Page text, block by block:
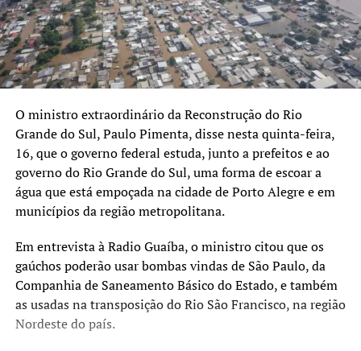
O ministro extraordinário da Reconstrução do Rio
Grande do Sul, Paulo Pimenta, disse nesta quinta-feira,
16, que o governo federal estuda, junto a prefeitos e ao
governo do Rio Grande do Sul, uma forma de escoar a
água que está empoçada na cidade de Porto Alegre e em
municípios da região metropolitana.
Em entrevista à Radio Guaíba, o ministro citou que os
gaúchos poderão usar bombas vindas de São Paulo, da
Companhia de Saneamento Básico do Estado, e também
as usadas na transposição do Rio São Francisco, na região
Nordeste do país.